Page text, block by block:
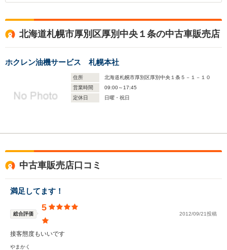
北海道札幌市厚別区厚別中央１条の中古車販売店
ホクレン油機サービス 札幌本社
住所
北海道札幌市厚別区厚別中央１条５－１－１０
営業時間
09:00～17:45
定休日
日曜・祝日
中古車販売店口コミ
満足してます！
総合評価
5
2012/09/21投稿
接客態度もいいです
やまかく